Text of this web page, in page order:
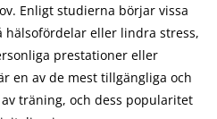
Enligt studierna börjar vissa
eller lindra stress,
prestationer eller
en av de mest tillgängliga och
träning, och dess popularitet